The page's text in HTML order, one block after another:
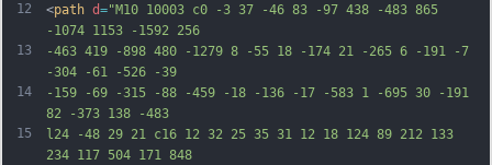
12
13
14
15
<path d="M10 10003 c0 -3 37 -46 83 -97 438 -483 865
-1074 1153 -1592 256
-463 419 -898 480 -1279 8 -55 18 -174 21 -265 6 -191 -7
-304 -61 -526 -39
-159 -69 -315 -88 -459 -18 -136 -17 -583 1 -695 30 -191
82 -373 138 -483
l24 -48 29 21 c16 12 32 25 35 31 12 18 124 89 212 133
234 117 504 171 848